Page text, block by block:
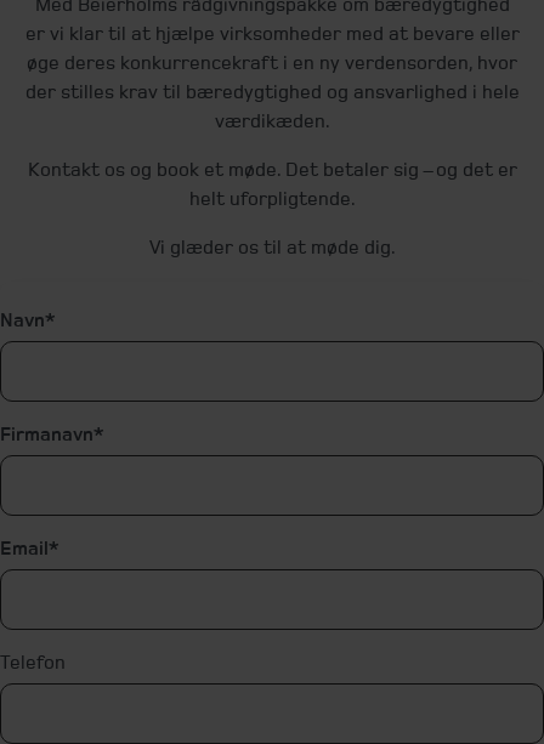
er vi klar til at hjælpe virksomheder med at bevare eller
øge deres konkurrencekraft i en ny verdensorden, hvor
der stilles krav til bæredygtighed og ansvarlighed i hele
værdikæden.
Kontakt os og book et møde. Det betaler sig – og det er
helt uforpligtende.
Vi glæder os til at møde dig.
Navn
Firmanavn
Email
Telefon